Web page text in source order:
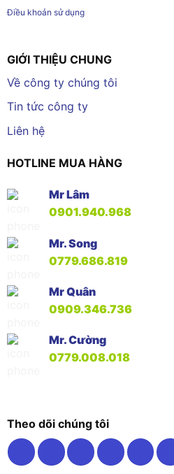
Điều khoản sử dụng
GIỚI THIỆU CHUNG
Về công ty chúng tôi
Tin tức công ty
Liên hệ
HOTLINE MUA HÀNG
Mr Lâm
0901.940.968
Mr. Song
0779.686.819
Mr Quân
0909.346.736
Mr. Cường
0779.008.018
Theo dõi chúng tôi